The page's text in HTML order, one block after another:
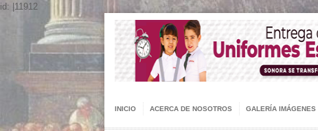
id: |11912
INICIO ACERCA DE NOSOTROS GALERÍA IMÁGENES